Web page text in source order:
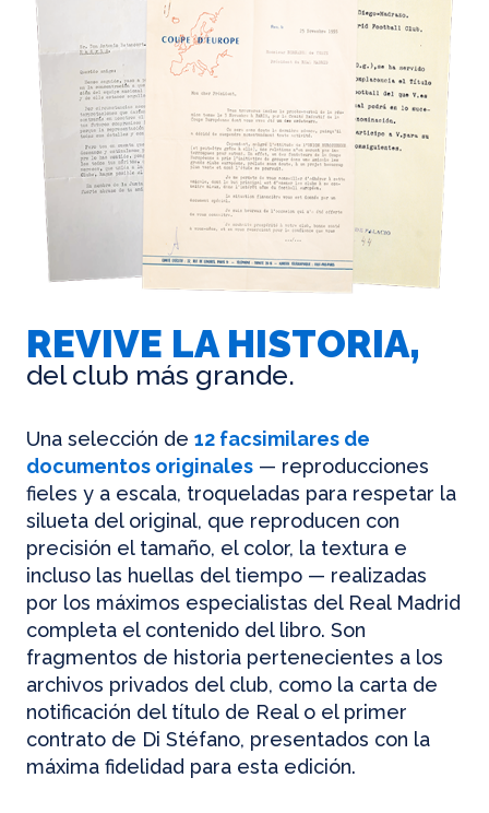
REVIVE LA HISTORIA,
del club más grande.
Una selección de 12 facsimilares de
documentos originales — reproducciones
fieles y a escala, troqueladas para respetar la
silueta del original, que reproducen con
precisión el tamaño, el color, la textura e
incluso las huellas del tiempo — realizadas
por los máximos especialistas del Real Madrid
completa el contenido del libro. Son
fragmentos de historia pertenecientes a los
archivos privados del club, como la carta de
notificación del título de Real o el primer
contrato de Di Stéfano, presentados con la
máxima fidelidad para esta edición.